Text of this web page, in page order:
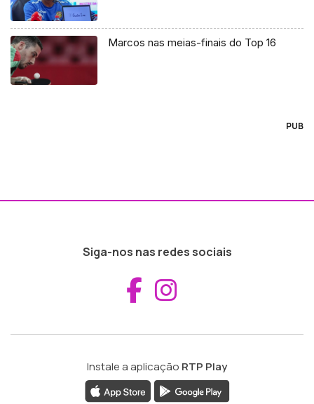
Marcos nas meias-finais do Top 16
PUB
Siga-nos nas redes sociais
Aceder ao
Instale a aplicação RTP Play